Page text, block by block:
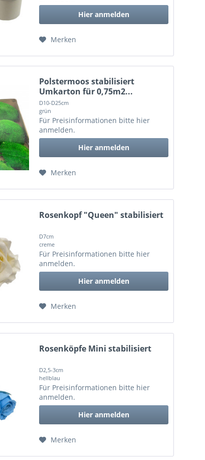
Hier anmelden
Merken
Polstermoos stabilisiert
Umkarton für 0,75m2...
D10-D25cm
grün
Für Preisinformationen bitte hier
anmelden.
Hier anmelden
Merken
Rosenkopf "Queen" stabilisiert
D7cm
creme
Für Preisinformationen bitte hier
anmelden.
Hier anmelden
Merken
Rosenköpfe Mini stabilisiert
D2,5-3cm
hellblau
Für Preisinformationen bitte hier
anmelden.
Hier anmelden
Merken